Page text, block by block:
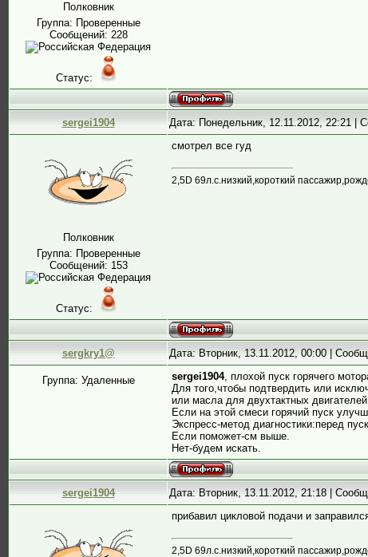
Полковник
Группа: Проверенные
Сообщений: 228
Статус:
sergei1904 Дата: Понедельник, 12.11.2012, 22:21 |
Полковник
Группа: Проверенные
Сообщений: 153
Статус:
смотрел все гуд
2,5D 69л.с.низкий,короткий
sergkry1@ Дата: Вторник, 13.11.2012, 00:00 |
Группа: Удаленные sergei1904, плохой пуск горячего
Для того,чтобы подтвердить или
или масла для двухтактных
Если на этой смеси горячий пуск
Экспресс-метод диагностики:перед
Если поможет-см выше.
Нет-будем искать.
sergei1904 Дата: Вторник, 13.11.2012, 21:18 |
прибавил цикловой подачи и
2,5D 69л.с.низкий,короткий